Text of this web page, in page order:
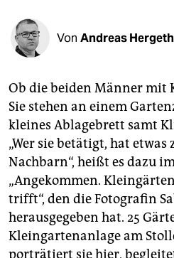
fragen & hilfe
unterstützen
genossenschaft
epaper login
Von Andreas Hergeth
Ob die beiden Männer mit
Sie stehen an einem
kleines Ablagebrett samt
„Wer sie betätigt, hat
Nachbarn“, heißt es dazu
„Angekommen.
trifft“, den die Fotografin
herausgegeben hat. 25
Kleingartenanlage am
porträtiert sie hier,